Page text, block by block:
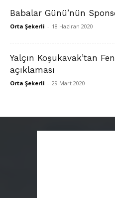
Babalar Günü’nün
Orta Şekerli - 18 Haziran 2020
Yalçın Koşukavak’tan
açıklaması
Orta Şekerli - 29 Mart 2020